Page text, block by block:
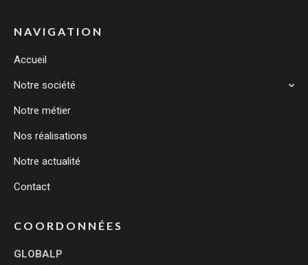
NAVIGATION
Accueil
Notre société
Notre métier
Nos réalisations
Notre actualité
Contact
COORDONNÉES
GLOBALP